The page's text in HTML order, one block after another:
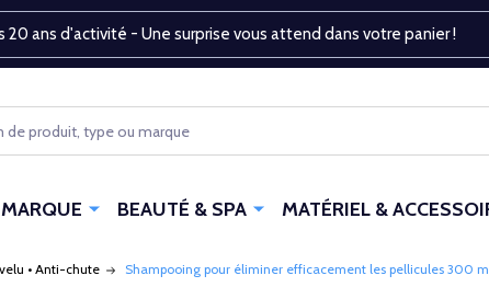
ans d'activité - Une surprise vous attend dans votre panier !
MARQUE BEAUTÉ & SPA MATÉRIEL &
• Anti-chute Shampooing pour éliminer efficacement les pellicules 300